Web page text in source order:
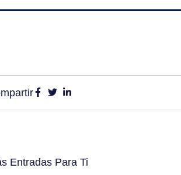
Entradas Para Ti